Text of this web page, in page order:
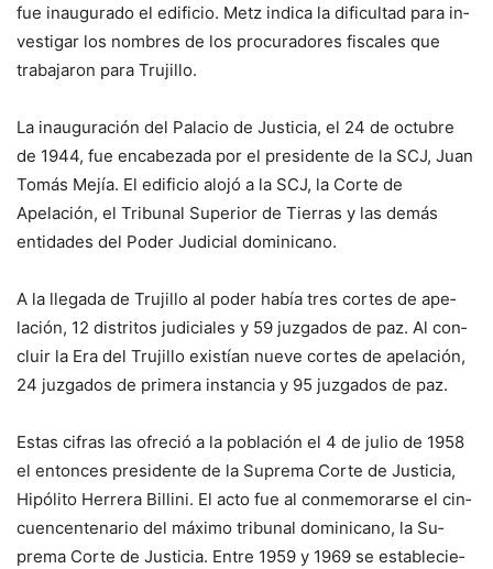
fue in­augurado el edificio. Metz indica la dificultad para in­
vestigar los nombres de los procuradores fiscales que
trabajaron para Trujillo.
La inauguración del Palacio de Justicia, el 24 de octubre
de 1944, fue encabezada por el presidente de la SCJ, Juan
To­más Mejía. El edificio alojó a la SCJ, la Corte de
Apelación, el Tribunal Superior de Tierras y las demás
entidades del Poder Judicial dominicano.
A la llegada de Trujillo al poder había tres cortes de ape­
lación, 12 distritos judiciales y 59 juzgados de paz. Al con­
cluir la Era del Trujillo existían nueve cortes de apelación,
24 juzgados de primera instancia y 95 juzgados de paz.
Estas cifras las ofreció a la población el 4 de julio de 1958
el entonces presidente de la Suprema Corte de Justicia,
Hipólito Herrera Billini. El ac­to fue al conmemorarse el cin­
cuencentenario del máximo tribunal dominicano, la Su­
prema Corte de Justicia. En­tre 1959 y 1969 se establecie­